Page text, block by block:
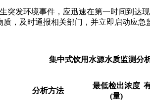
突发环境事件，应迅速在第一时间到达
质，及时通报相关部门，并立即启动应急
集中式饮用水源水质监测分
分析方法
最低检出浓度
(量)